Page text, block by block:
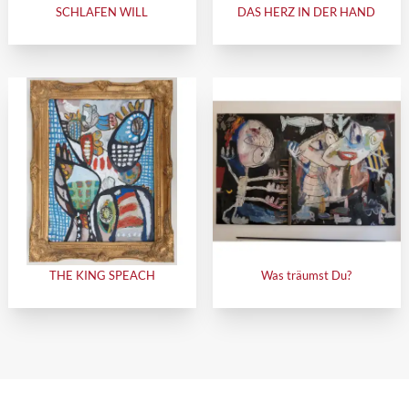
SCHLAFEN WILL
DAS HERZ IN DER HAND
THE KING SPEACH Was träumst Du?